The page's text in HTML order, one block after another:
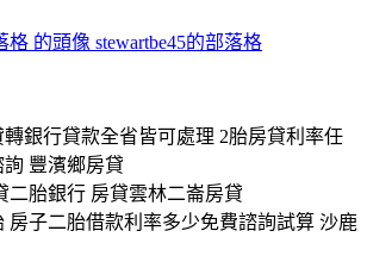
stewartbe45的部落格
轉銀行貸款全省皆可處理 2胎房貸利率任
豐濱鄉房貸
二胎銀行 房貸雲林二崙房貸
房子二胎借款利率多少免費諮詢試算 沙鹿